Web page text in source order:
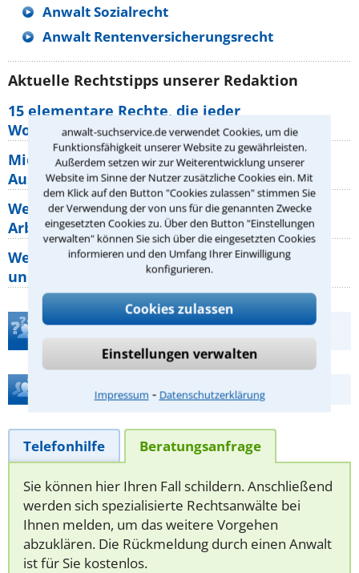
anwalt-suchservice.de verwendet Cookies, um die
Funktionsfähigkeit unserer Website zu gewährleisten.
Außerdem setzen wir zur Weiterentwicklung unserer
Website im Sinne der Nutzer zusätzliche Cookies ein. Mit
dem Klick auf den Button "Cookies zulassen" stimmen Sie
der Verwendung der von uns für die genannten Zwecke
eingesetzten Cookies zu. Über den Button "Einstellungen
verwalten" können Sie sich über die eingesetzten Cookies
informieren und den Umfang Ihrer Einwilligung
konfigurieren.
Cookies zulassen
Einstellungen verwalten
Impressum ⁃ Datenschutzerklärung
Anwalt Sozialrecht
Anwalt Rentenversicherungsrecht
Aktuelle Rechtstipps unserer Redaktion
15 elementare Rechte, die jeder
Wohnungseigentümer kennen sollte
Mietpreisbremse 2026: Alle Regeln,
Ausnahmen und Rechte für Mieter
Welche Regeln für Teilnahme, Urlaub,
Arbeitszeit gelten beim
Welche Rechte hat der Käufer eines Pferdes
und wie macht man sie
Teste Dein Rechtswissen
Hilfe bei Ihrer Anwaltsuche?
Telefonhilfe Beratungsanfrage
Sie können hier Ihren Fall schildern. Anschließend
werden sich spezialisierte Rechtsanwälte bei
Ihnen melden, um das weitere Vorgehen
abzuklären. Die Rückmeldung durch einen Anwalt
ist für Sie kostenlos.